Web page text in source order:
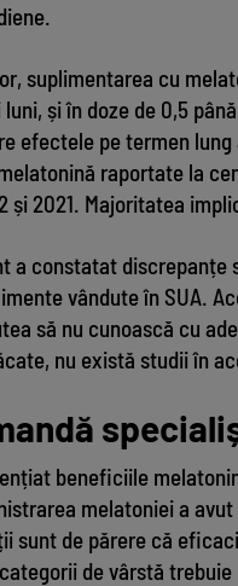
suplimentarea cu
luni, și în doze de 0,5
efectele pe termen
raportate la
și 2021. Majoritatea
a constatat
vândute în SUA.
să nu cunoască cu
nu există studii în
beneficiile
melatoniei a
sunt de părere că
de vârstă